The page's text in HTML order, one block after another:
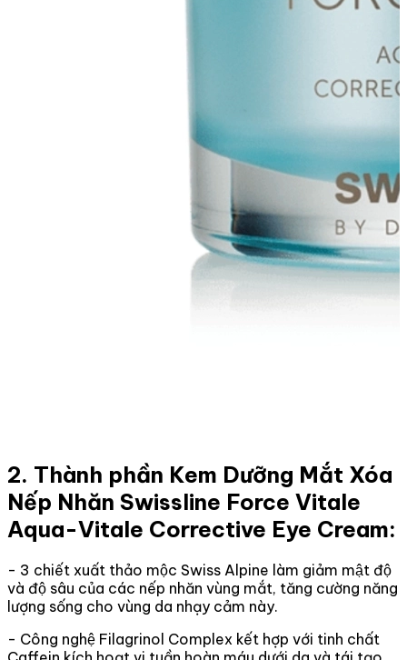
2. Thành phần Kem Dưỡng Mắt Xóa
Nếp Nhăn Swissline Force Vitale
Aqua-Vitale Corrective Eye Cream:
- 3 chiết xuất thảo mộc Swiss Alpine làm giảm mật độ
và độ sâu của các nếp nhăn vùng mắt, tăng cường năng
lượng sống cho vùng da nhạy cảm này.
- Công nghệ Filagrinol Complex kết hợp với tinh chất